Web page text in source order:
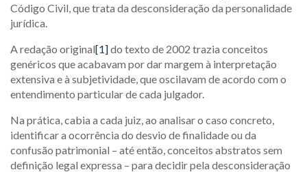
Código Civil, que trata da desconsideração da personalidade
jurídica.
A redação original[1]do texto de 2002 trazia conceitos
genéricos que acabavam por dar margem à interpretação
extensiva e à subjetividade, que oscilavam de acordo com o
entendimento particular de cada julgador.
Na prática, cabia a cada juiz, ao analisar o caso concreto,
identificar a ocorrência do desvio de finalidade ou da
confusão patrimonial – até então, conceitos abstratos sem
definição legal expressa – para decidir pela desconsideração